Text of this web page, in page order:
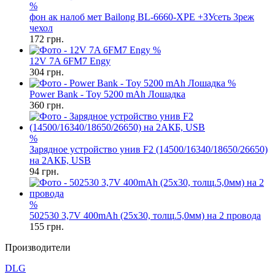
%
фон ак налоб мет Bailong BL-6660-XPE +ЗУсеть 3реж
чехол
172 грн.
%
12V 7A 6FM7 Engy
304 грн.
%
Power Bank - Toy 5200 mAh Лошадка
360 грн.
%
Зарядное устройство унив F2 (14500/16340/18650/26650)
на 2АКБ, USB
94 грн.
%
502530 3,7V 400mAh (25x30, толщ.5,0мм) на 2 провода
155 грн.
Производители
DLG